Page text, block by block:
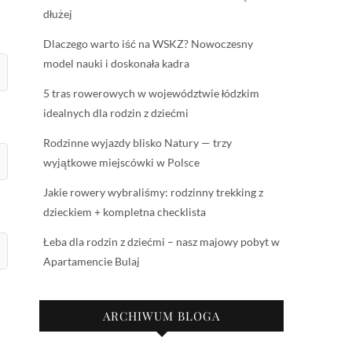
dłużej
Dlaczego warto iść na WSKZ? Nowoczesny
model nauki i doskonała kadra
5 tras rowerowych w województwie łódzkim
idealnych dla rodzin z dziećmi
Rodzinne wyjazdy blisko Natury — trzy
wyjątkowe miejscówki w Polsce
Jakie rowery wybraliśmy: rodzinny trekking z
dzieckiem + kompletna checklista
Łeba dla rodzin z dziećmi – nasz majowy pobyt w
Apartamencie Bulaj
ARCHIWUM BLOGA